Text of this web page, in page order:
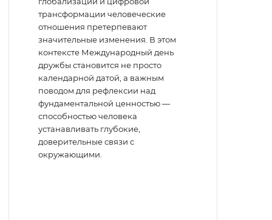
трансформации человеческие
отношения претерпевают
значительные изменения. В этом
контексте Международный день
дружбы становится не просто
календарной датой, а важным
поводом для рефлексии над
фундаментальной ценностью —
способностью человека
устанавливать глубокие,
доверительные связи с
окружающими.